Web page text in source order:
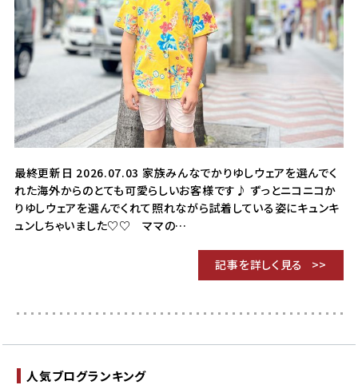
最終更新日 2026.07.03 家族みんなでかりゆしウェアを選んでく
れた海外からのとても可愛らしいお客様です♪ ずっとニコニコか
りゆしウェアを選んでくれて照れながら試着している姿にキュンキ
ュンしちゃいました♡♡ ママの…
記事を詳しく見る
人気ブログランキング